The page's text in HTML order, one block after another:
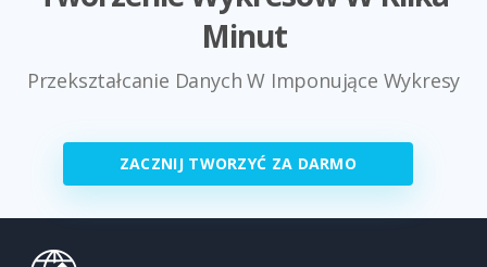
Minut
Przekształcanie Danych W Imponujące Wykresy
ZACZNIJ TWORZYĆ ZA DARMO